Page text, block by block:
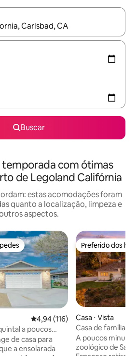
estiverem disponíveis, explore-os
Buscar
com ótimas
de Legoland Califórnia
estas acomodações foram
quanto a localização, limpeza e
aspectos.
dos hóspedes
4,94 de uma avaliação média de
4,94 (116)
a poucos
Legoland
de casa para
a ensolarada
Preferido dos
Preferido dos
Casa ⋅ Vista
Casa de família -
praia, cães
A poucos
zoológico de San